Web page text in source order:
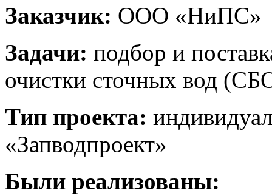
Заказчик: ООО «НиПС»
Задачи: подбор и
очистки сточных вод
Тип проекта:
«Запводпроект»
Были реализованы: